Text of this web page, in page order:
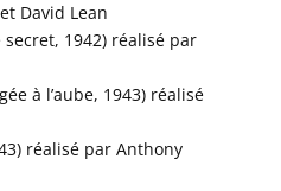
David Lean
1942) réalisé par
à l’aube, 1943) réalisé
réalisé par Anthony